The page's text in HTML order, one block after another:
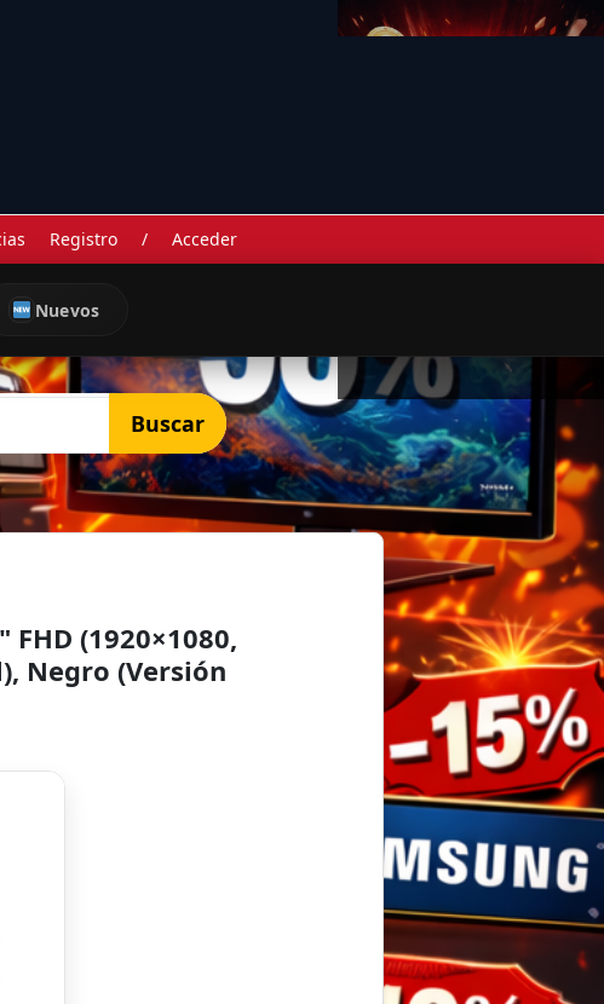
Registro / Acceder
Nuevos
Buscar
(1920×1080,
Negro (Versión